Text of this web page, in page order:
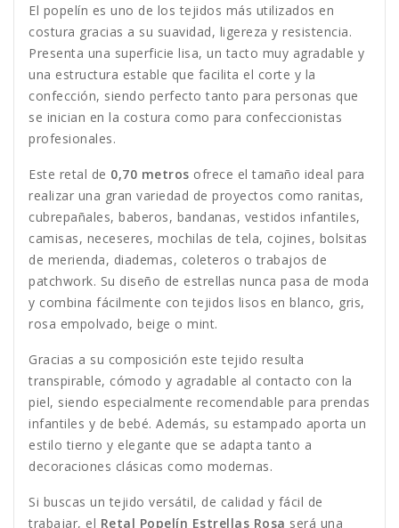
El popelín es uno de los tejidos más utilizados en
costura gracias a su suavidad, ligereza y resistencia.
Presenta una superficie lisa, un tacto muy agradable y
una estructura estable que facilita el corte y la
confección, siendo perfecto tanto para personas que
se inician en la costura como para confeccionistas
profesionales.
Este retal de 0,70 metros ofrece el tamaño ideal para
realizar una gran variedad de proyectos como ranitas,
cubrepañales, baberos, bandanas, vestidos infantiles,
camisas, neceseres, mochilas de tela, cojines, bolsitas
de merienda, diademas, coleteros o trabajos de
patchwork. Su diseño de estrellas nunca pasa de moda
y combina fácilmente con tejidos lisos en blanco, gris,
rosa empolvado, beige o mint.
Gracias a su composición este tejido resulta
transpirable, cómodo y agradable al contacto con la
piel, siendo especialmente recomendable para prendas
infantiles y de bebé. Además, su estampado aporta un
estilo tierno y elegante que se adapta tanto a
decoraciones clásicas como modernas.
Si buscas un tejido versátil, de calidad y fácil de
trabajar, el Retal Popelín Estrellas Rosa será una